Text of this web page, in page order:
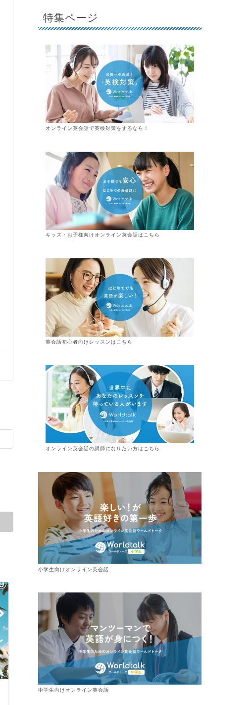
すきま英語
表現の幅を広げよう!
2022年6月3日
すきま英語
特集ページ
オンライン英会話で英検対策をするなら！
キッズ・お子様向けオンライン英会話はこちら
英会話初心者向けレッスンはこちら
オンライン英会話の講師になりたい方はこちら
小学生向けオンライン英会話
中学生向けオンライン英会話